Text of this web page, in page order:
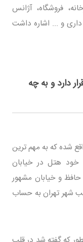
فروشگاه، آژانس
و ... اشاره داشت
دارد و به چه
شده که به مهم ترین
خود هتل در خیابان
و خیابان مشهور
شهر تهران به حساب